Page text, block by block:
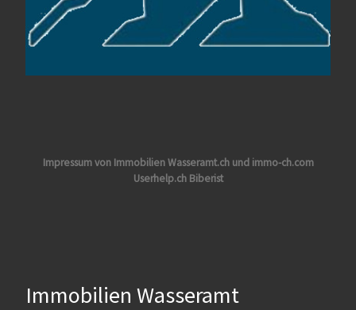
Impressum von Immobilien Wasseramt.ch und immo-ch.com
Userhelp.ch Biberist
Immobilien Wasseramt